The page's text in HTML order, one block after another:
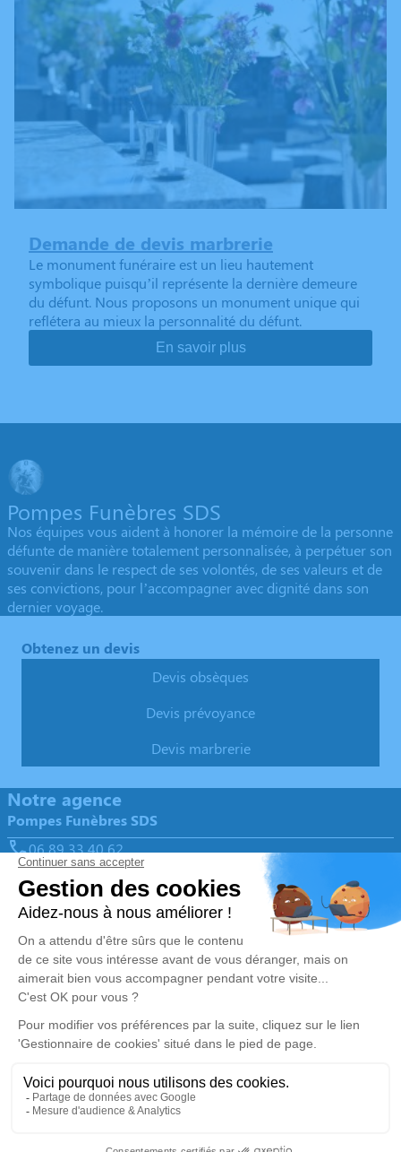
Demande de devis marbrerie
Le monument funéraire est un lieu hautement
symbolique puisqu’il représente la dernière demeure
du défunt. Nous proposons un monument unique qui
reflétera au mieux la personnalité du défunt.
En savoir plus
Pompes Funèbres SDS
Nos équipes vous aident à honorer la mémoire de la personne
défunte de manière totalement personnalisée, à perpétuer son
souvenir dans le respect de ses volontés, de ses valeurs et de
ses convictions, pour l’accompagner avec dignité dans son
dernier voyage.
Obtenez un devis
Devis obsèques
Devis prévoyance
Devis marbrerie
Notre agence
Pompes Funèbres SDS
06 89 33 40 62
stephane.mone@orange.fr
1, Rue Lanoux - 66760 - Enveitg
4.9/5 - 108 avis
Nos Services
Organiser des obsèques
Monuments funéraires
Services aux familles
Liens utiles
Avis de décès
Demande de rendez-vous en
Nos réseaux sociaux
Politique de traitement des données personnelles
Politique d’utilisation des cookies